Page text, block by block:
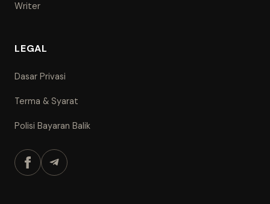
Writer
LEGAL
Dasar Privasi
Terma & Syarat
Polisi Bayaran Balik